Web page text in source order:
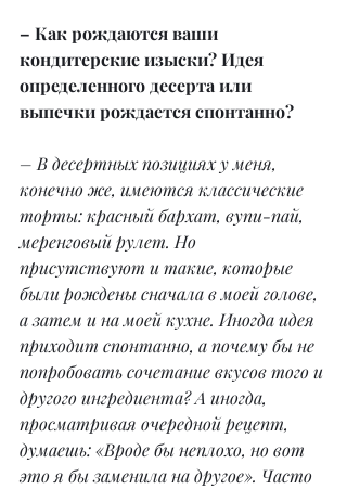
– Как рождаются ваши
кондитерские изыски? Идея
определенного десерта или
выпечки рождается спонтанно?
– В десертных позициях у меня,
конечно же, имеются классические
торты: красный бархат, вупи-пай,
меренговый рулет. Но
присутствуют и такие, которые
были рождены сначала в моей голове,
а затем и на моей кухне. Иногда идея
приходит спонтанно, а почему бы не
попробовать сочетание вкусов того и
другого ингредиента? А иногда,
просматривая очередной рецепт,
думаешь: «Вроде бы неплохо, но вот
это я бы заменила на другое». Часто